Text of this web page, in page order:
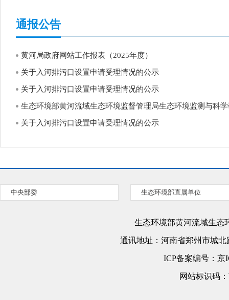
通报公告
黄河局政府网站工作报表（2025年度）
关于入河排污口设置申请受理情况的公示
关于入河排污口设置申请受理情况的公示
生态环境部黄河流域生态环境监督管理局生态环境监测与科
关于入河排污口设置申请受理情况的公示
中央部委 生态环境部直属单位
生态环境部黄河流域生态
通讯地址： 河南省郑州市城北
ICP备案编号： 京
网站标识码：